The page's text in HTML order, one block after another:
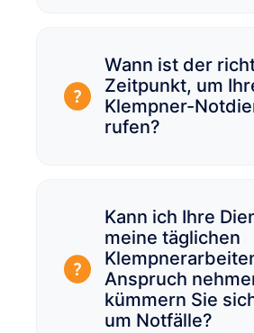
Wann ist der
Zeitpunkt, um
Klempner-
rufen?
Kann ich Ihre
meine täglichen
Anspruch
kümmern Sie
um Notfälle?